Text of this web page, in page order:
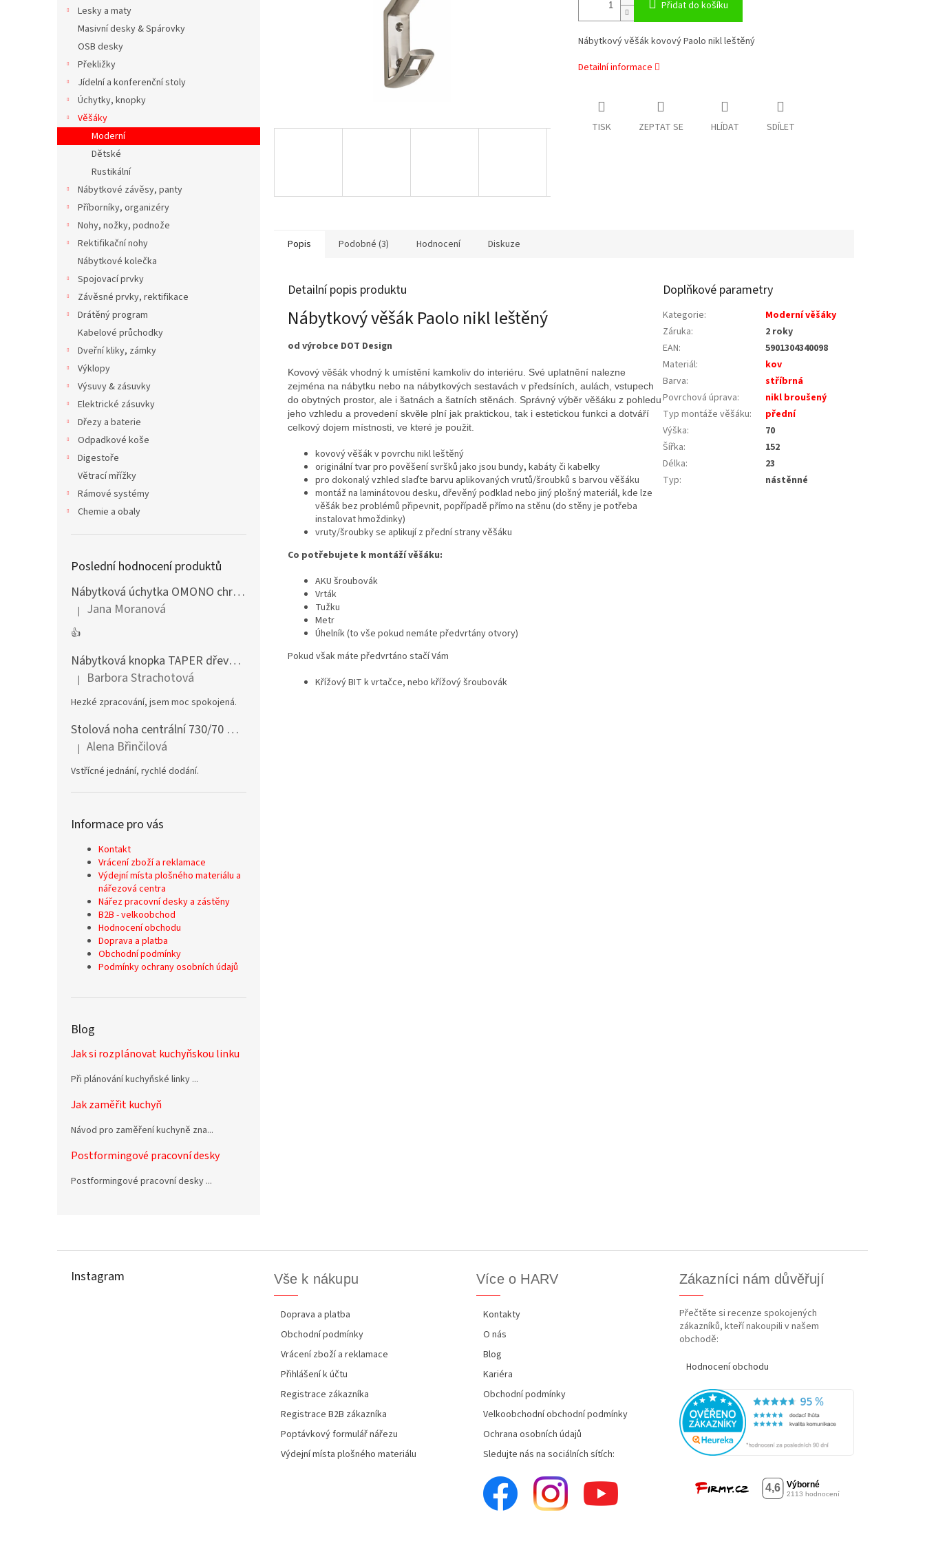
Lesky a maty
Masivní desky & Spárovky
OSB desky
Překližky
Jídelní a konferenční stoly
Úchytky, knopky
Věšáky
Moderní
Dětské
Rustikální
Nábytkové závěsy, panty
Příborníky, organizéry
Nohy, nožky, podnože
Rektifikační nohy
Nábytkové kolečka
Spojovací prvky
Závěsné prvky, rektifikace
Drátěný program
Kabelové průchodky
Dveřní kliky, zámky
Výklopy
Výsuvy & zásuvky
Elektrické zásuvky
Dřezy a baterie
Odpadkové koše
Digestoře
Větrací mřížky
Rámové systémy
Chemie a obaly
Poslední hodnocení produktů
Nábytková úchytka OMONO chrom lesklý
Hodnocení produktu je 5 z 5 hvězdiček.
| Jana Moranová
👍
Nábytková knopka TAPER dřevěná dub lakovaný
Hodnocení produktu je 5 z 5 hvězdiček.
| Barbora Strachotová
Hezké zpracování, jsem moc spokojená.
Stolová noha centrální 730/70 mm stříbrná
Hodnocení produktu je 5 z 5 hvězdiček.
| Alena Břinčilová
Vstřícné jednání, rychlé dodání.
Informace pro vás
Kontakt
Vrácení zboží a reklamace
Výdejní místa plošného materiálu a
nářezová centra
Nářez pracovní desky a zástěny
B2B - velkoobchod
Hodnocení obchodu
Doprava a platba
Obchodní podmínky
Podmínky ochrany osobních údajů
Blog
Jak si rozplánovat kuchyňskou linku
Při plánování kuchyňské linky ...
Jak zaměřit kuchyň
Návod pro zaměření kuchyně zna...
Postformingové pracovní desky
Postformingové pracovní desky ...
Přidat do košíku
Nábytkový věšák kovový Paolo nikl leštěný
Detailní informace
TISK ZEPTAT SE HLÍDAT SDÍLET
Popis Podobné (3) Hodnocení Diskuze
Detailní popis produktu
Nábytkový věšák Paolo nikl leštěný
od výrobce DOT Design
Kovový věšák vhodný k umístění kamkoliv do interiéru. Své uplatnění nalezne
zejména na nábytku nebo na nábytkových sestavách v předsíních, aulách, vstupech
do obytných prostor, ale i šatnách a šatních stěnách. Správný výběr věšáku z pohledu
jeho vzhledu a provedení skvěle plní jak praktickou, tak i estetickou funkci a dotváří
celkový dojem místnosti, ve které je použit.
kovový věšák v povrchu nikl leštěný
originální tvar pro pověšení svršků jako jsou bundy, kabáty či kabelky
pro dokonalý vzhled slaďte barvu aplikovaných vrutů/šroubků s barvou věšáku
montáž na laminátovou desku, dřevěný podklad nebo jiný plošný materiál, kde lze
věšák bez problémů připevnit, popřípadě přímo na stěnu (do stěny je potřeba
instalovat hmoždinky)
vruty/šroubky se aplikují z přední strany věšáku
Co potřebujete k montáží věšáku:
AKU šroubovák
Vrták
Tužku
Metr
Úhelník (to vše pokud nemáte předvrtány otvory)
Pokud však máte předvrtáno stačí Vám
Křížový BIT k vrtačce, nebo křížový šroubovák
Doplňkové parametry
Kategorie:
Moderní věšáky
Záruka:
2 roky
EAN:
5901304340098
Materiál:
kov
Barva:
stříbrná
Povrchová úprava:
nikl broušený
Typ montáže věšáku:
přední
Výška:
70
Šířka:
152
Délka:
23
Typ: nástěnné
Instagram Vše k nákupu
Doprava a platba
Obchodní podmínky
Vrácení zboží a reklamace
Přihlášení k účtu
Registrace zákazníka
Registrace B2B zákazníka
Poptávkový formulář nářezu
Výdejní místa plošného materiálu
Více o HARV
Kontakty
O nás
Blog
Kariéra
Obchodní podmínky
Velkoobchodní obchodní podmínky
Ochrana osobních údajů
Sledujte nás na sociálních sítích:
Zákazníci nám důvěřují
Přečtěte si recenze spokojených
zákazníků, kteří nakoupili v našem
obchodě:
Hodnocení obchodu